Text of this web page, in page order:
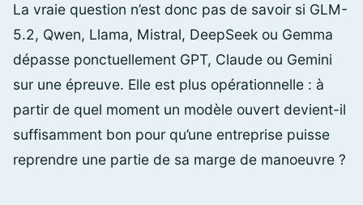
La vraie question n’est donc pas de savoir si GLM-
5.2, Qwen, Llama, Mistral, DeepSeek ou Gemma
dépasse ponctuellement GPT, Claude ou Gemini
sur une épreuve. Elle est plus opérationnelle : à
partir de quel moment un modèle ouvert devient-il
suffisamment bon pour qu’une entreprise puisse
reprendre une partie de sa marge de manoeuvre ?